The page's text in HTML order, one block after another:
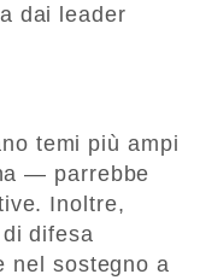
dai leader
temi più ampi
— parrebbe
Inoltre,
difesa
nel sostegno a